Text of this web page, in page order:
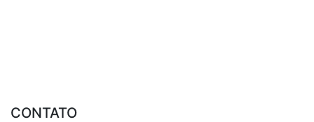
CONTATO